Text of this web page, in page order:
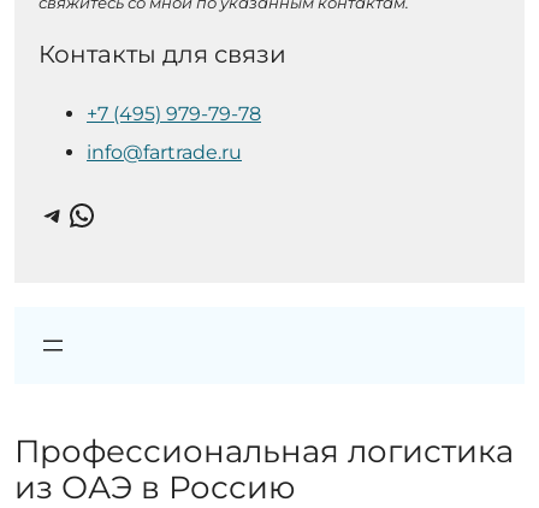
Контакты для связи
+7 (495) 979-79-78
info@fartrade.ru
Telegram WhatsApp
Профессиональная логистика
из ОАЭ в Россию